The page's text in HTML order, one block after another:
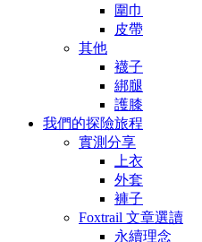
圍巾
皮帶
其他
襪子
綁腿
護膝
我們的探險旅程
實測分享
上衣
外套
褲子
Foxtrail 文章選讀
永續理念